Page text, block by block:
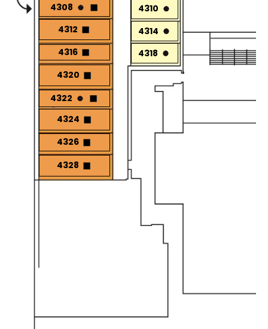
4308
4310
4312
4314
4316
4318
4320
4322
4324
4326
4328